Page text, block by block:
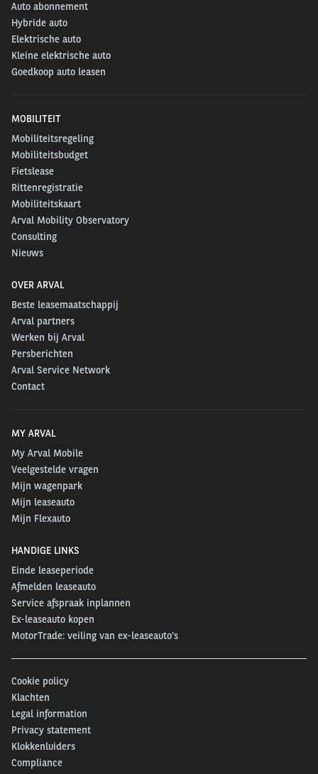
Auto abonnement
Hybride auto
Elektrische auto
Kleine elektrische auto
Goedkoop auto leasen
MOBILITEIT
Mobiliteitsregeling
Mobiliteitsbudget
Fietslease
Rittenregistratie
Mobiliteitskaart
Arval Mobility Observatory
Consulting
Nieuws
OVER ARVAL
Beste leasemaatschappij
Arval partners
Werken bij Arval
Persberichten
Arval Service Network
Contact
MY ARVAL
My Arval Mobile
Veelgestelde vragen
Mijn wagenpark
Mijn leaseauto
Mijn Flexauto
HANDIGE LINKS
Einde leaseperiode
Afmelden leaseauto
Service afspraak inplannen
Ex-leaseauto kopen
MotorTrade: veiling van ex-leaseauto’s
Cookie policy
Klachten
Legal information
Privacy statement
Klokkenluiders
Compliance